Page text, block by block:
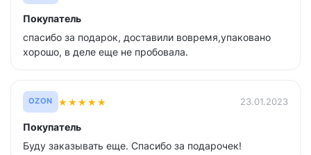
Покупатель
спасибо за подарок, доставили вовремя,упаковано
хорошо, в деле еще не пробовала.
OZON ★★★★★ 23.01.2023
Покупатель
Буду заказывать еще. Спасибо за подарочек!